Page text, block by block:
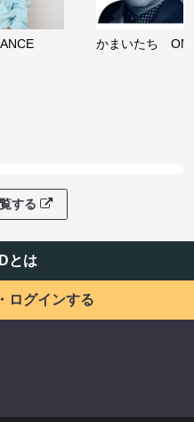
かまいたち
する
とは
ログインする